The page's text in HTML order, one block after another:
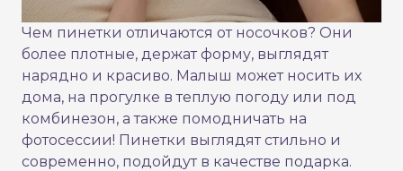
Чем пинетки отличаются от носочков? Они
более плотные, держат форму, выглядят
нарядно и красиво. Малыш может носить их
дома, на прогулке в теплую погоду или под
комбинезон, а также помодничать на
фотосессии! Пинетки выглядят стильно и
современно, подойдут в качестве подарка.